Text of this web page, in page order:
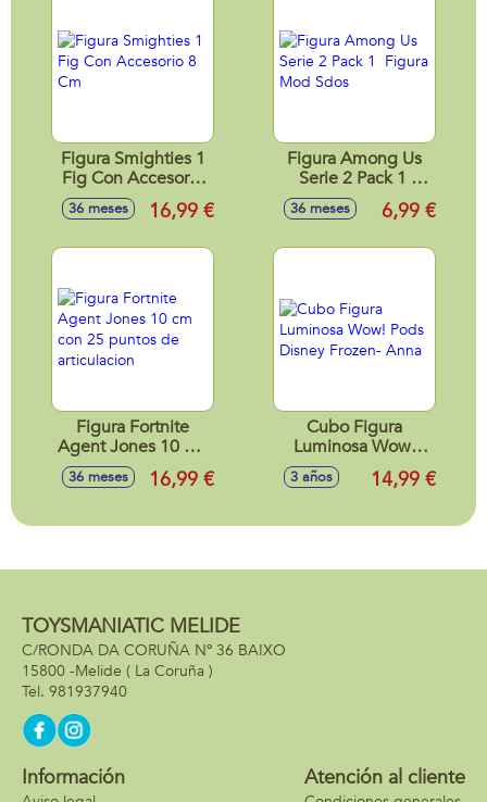
Figura Smighties 1
Fig Con Accesorio
8 Cm
36 meses 16,99 €
Figura Among Us
Serie 2 Pack 1
Figura Mod Sdos
36 meses 6,99 €
Figura Fortnite
Agent Jones 10 cm
con 25 puntos de
articulacion
36 meses 16,99 €
Cubo Figura
Luminosa Wow!
Pods Disney
Frozen- Anna
3 años 14,99 €
TOYSMANIATIC MELIDE
C/RONDA DA CORUÑA Nº 36 BAIXO
15800 -Melide ( La Coruña )
981937940
Información Atención al cliente